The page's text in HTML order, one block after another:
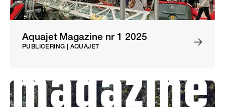
Aquajet Magazine nr 1 2025
PUBLICERING | AQUAJET